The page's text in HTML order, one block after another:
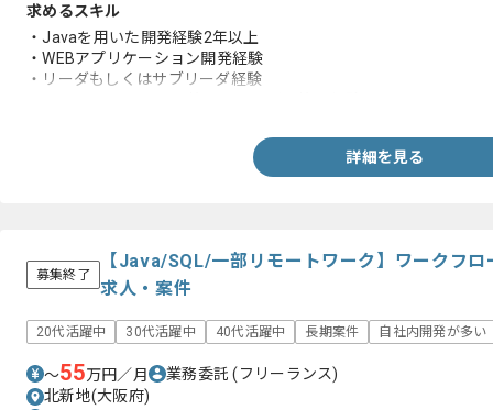
求めるスキル
・Javaを用いた開発経験2年以上
・WEBアプリケーション開発経験
・リーダもしくはサブリーダ経験
詳細を見る
募集終了
【Java/SQL/一部リモートワーク】ワークフロ
求人・案件
20代活躍中 30代活躍中 40代活躍中 長期案件 自社内開発が多い
〜55万円／月 業務委託(フリーランス)
北新地(大阪府)